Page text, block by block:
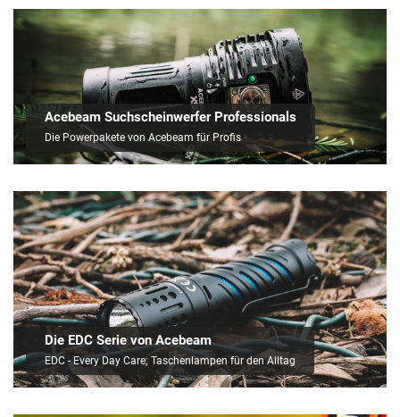
Acebeam Suchscheinwerfer Professionals
Die Powerpakete von Acebeam für Profis
Die EDC Serie von Acebeam
EDC - Every Day Care; Taschenlampen für den Alltag